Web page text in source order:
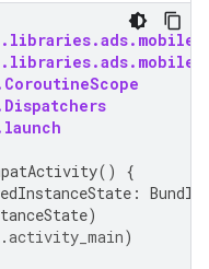
()
{
:
)
.activity_main)